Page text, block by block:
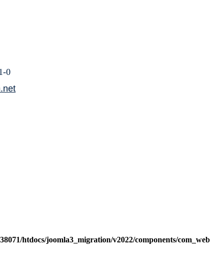
0
htdocs/joomla3_migration/v2022/components/